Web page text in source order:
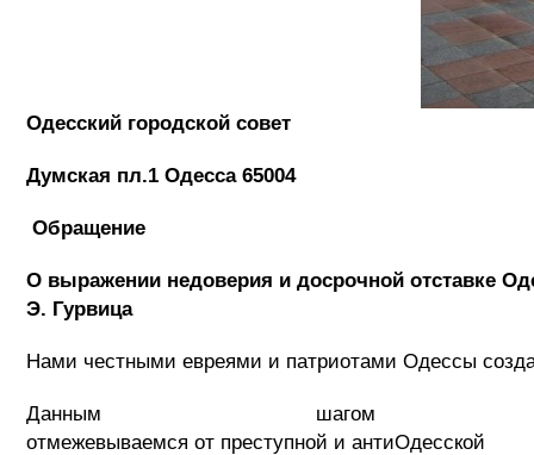
Одесский городской совет
Думская пл.1 Одесса 65004
Обращение
О выражении недоверия и досрочной
Э. Гурвица
Нами честными евреями и патриотами Одессы
Данным шагом
отмежевываемся от преступной и